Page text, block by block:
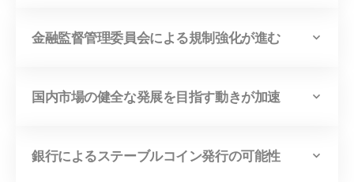
金融監督管理委員会による規制強化が進む
国内市場の健全な発展を目指す動きが加速
銀行によるステーブルコイン発行の可能性